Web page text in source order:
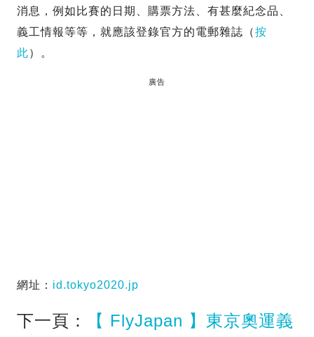
消息，例如比賽的日期、購票方法、有甚麼紀念品、
義工情報等等，就應該登錄官方的電郵雜誌（按
此）。
廣告
網址： id.tokyo2020.jp
下一頁：
【 FlyJapan 】東京奧運義